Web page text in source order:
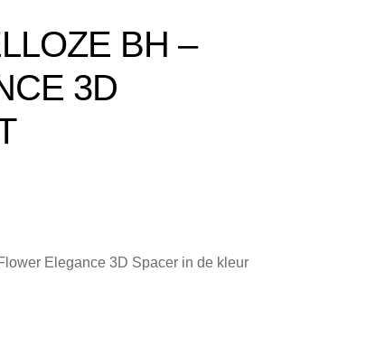
BH –
3D
Elegance 3D Spacer in de kleur